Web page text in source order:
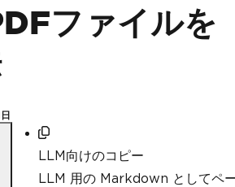
ファイルを
LLM向けのコピー
LLM 用の Markdown としてペ